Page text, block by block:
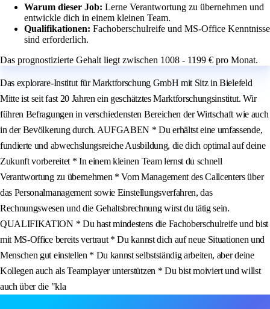
Warum dieser Job: Lerne Verantwortung zu übernehmen und
entwickle dich in einem kleinen Team.
Qualifikationen: Fachoberschulreife und MS-Office Kenntnisse
sind erforderlich.
Das prognostizierte Gehalt liegt zwischen 1008 - 1199 € pro Monat.
Das explorare-Institut für Marktforschung GmbH mit Sitz in Bielefeld
Mitte ist seit fast 20 Jahren ein geschätztes Marktforschungsinstitut. Wir
führen Befragungen in verschiedensten Bereichen der Wirtschaft wie auch
in der Bevölkerung durch. AUFGABEN * Du erhältst eine umfassende,
fundierte und abwechslungsreiche Ausbildung, die dich optimal auf deine
Zukunft vorbereitet * In einem kleinen Team lernst du schnell
Verantwortung zu übernehmen * Vom Management des Callcenters über
das Personalmanagement sowie Einstellungsverfahren, das
Rechnungswesen und die Gehaltsbrechnung wirst du tätig sein.
QUALIFIKATION * Du hast mindestens die Fachoberschulreife und bist
mit MS-Office bereits vertraut * Du kannst dich auf neue Situationen und
Menschen gut einstellen * Du kannst selbstständig arbeiten, aber deine
Kollegen auch als Teamplayer unterstützen * Du bist moiviert und willst
auch über die "kla